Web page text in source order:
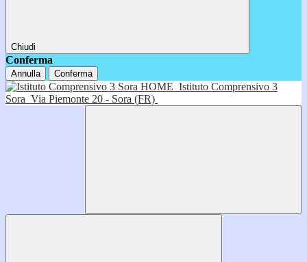
Chiudi
Conferma
Annulla Conferma
HOME Istituto Comprensivo 3
Sora Via Piemonte 20 - Sora (FR)